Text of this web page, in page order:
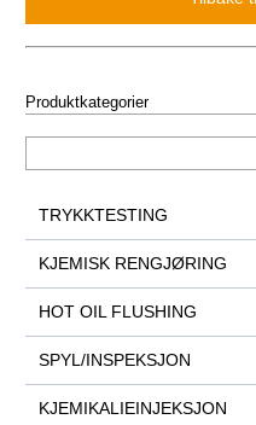
Produktkategorier
TRYKKTESTING
KJEMISK RENGJØRING
HOT OIL FLUSHING
SPYL/INSPEKSJON
KJEMIKALIEINJEKSJON